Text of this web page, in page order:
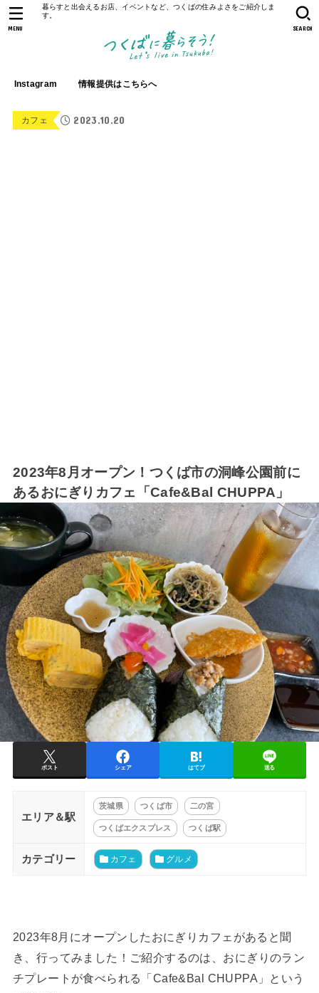
暮らすと出会えるお店、イベントなど、つくばの住みよさをご紹介しま
す。
Instagram 情報提供はこちらへ
SEARCH
MENU
カフェ 2023.10.20
2023年8月オープン！つくば市の洞峰公園前に
あるおにぎりカフェ「Cafe&Bal CHUPPA」
ポスト シェア はてブ 送る
エリア＆駅
茨城県 つくば市 二の宮
つくばエクスプレス つくば駅
カテゴリー カフェ グルメ
2023年8月にオープンしたおにぎりカフェがあると聞
き、行ってみました！ご紹介するのは、おにぎりのラン
チプレートが食べられる「Cafe&Bal CHUPPA」という